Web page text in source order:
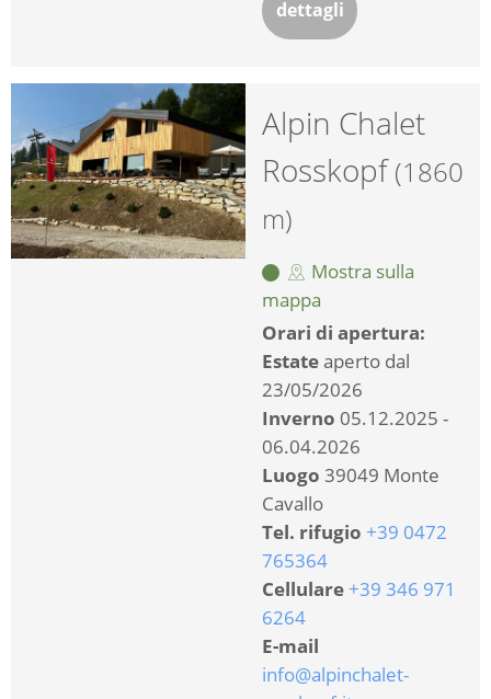
dettagli
Alpin Chalet
Rosskopf(1860
m)
Mostra sulla
mappa
Orari di apertura:
Estateaperto dal
23/05/2026
Inverno 05.12.2025 -
06.04.2026
Luogo 39049 Monte
Cavallo
Tel. rifugio +39 0472
765364
Cellulare +39 346 971
6264
E-mail
info@alpinchalet-